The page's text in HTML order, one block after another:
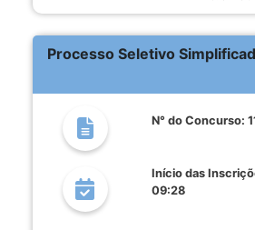
Processo Seletivo
N° do Concurso:
Início das
09:28